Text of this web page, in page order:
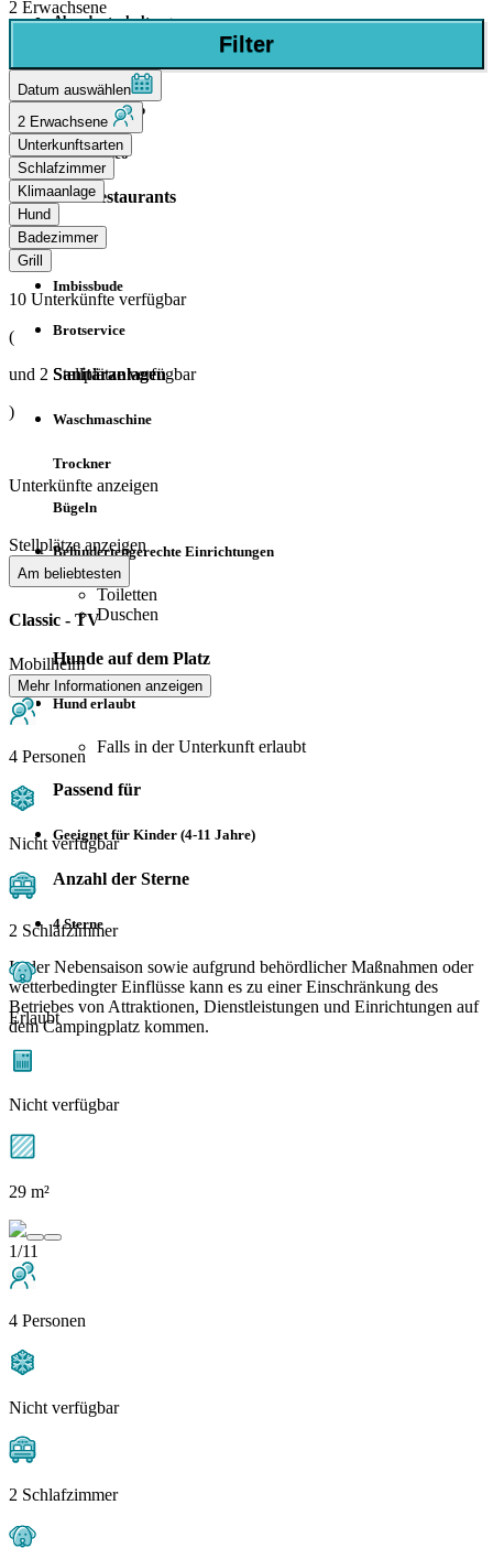
Abendunterhaltung
Mini-Club
Teenager-Club
Kinderdisco
Bar/Restaurants
Bar
Imbissbude
Brotservice
Sanitäranlagen
Waschmaschine
Trockner
Bügeln
Behindertengerechte Einrichtungen
Toiletten
Duschen
Hunde auf dem Platz
Hund erlaubt
Falls in der Unterkunft erlaubt
Passend für
Geeignet für Kinder (4-11 Jahre)
Anzahl der Sterne
4 Sterne
In der Nebensaison sowie aufgrund behördlicher Maßnahmen oder
wetterbedingter Einflüsse kann es zu einer Einschränkung des
Betriebes von Attraktionen, Dienstleistungen und Einrichtungen auf
dem Campingplatz kommen.
2 Erwachsene
Filter
Datum auswählen
2 Erwachsene
Unterkunftsarten
Schlafzimmer
Klimaanlage
Hund
Badezimmer
Grill
10 Unterkünfte verfügbar
(
und 2 Stellplätze verfügbar
)
Unterkünfte anzeigen
Stellplätze anzeigen
Am beliebtesten
Classic - TV
Mobilheim
Mehr Informationen anzeigen
4 Personen
Nicht verfügbar
2 Schlafzimmer
Erlaubt
Nicht verfügbar
29 m²
1/11
4 Personen
Nicht verfügbar
2 Schlafzimmer